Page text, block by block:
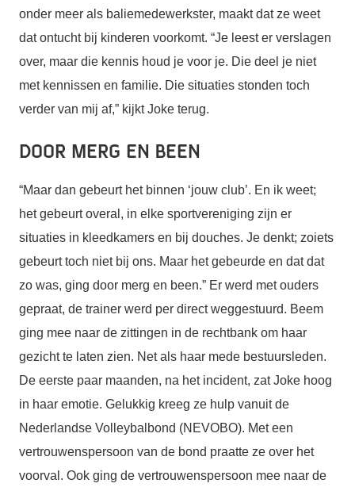
onder meer als baliemedewerkster, maakt dat ze weet
dat ontucht bij kinderen voorkomt. “Je leest er verslagen
over, maar die kennis houd je voor je. Die deel je niet
met kennissen en familie. Die situaties stonden toch
verder van mij af,” kijkt Joke terug.
Door merg en been
“Maar dan gebeurt het binnen ‘jouw club’. En ik weet;
het gebeurt overal, in elke sportvereniging zijn er
situaties in kleedkamers en bij douches. Je denkt; zoiets
gebeurt toch niet bij ons. Maar het gebeurde en dat dat
zo was, ging door merg en been.” Er werd met ouders
gepraat, de trainer werd per direct weggestuurd. Beem
ging mee naar de zittingen in de rechtbank om haar
gezicht te laten zien. Net als haar mede bestuursleden.
De eerste paar maanden, na het incident, zat Joke hoog
in haar emotie. Gelukkig kreeg ze hulp vanuit de
Nederlandse Volleybalbond (NEVOBO). Met een
vertrouwenspersoon van de bond praatte ze over het
voorval. Ook ging de vertrouwenspersoon mee naar de